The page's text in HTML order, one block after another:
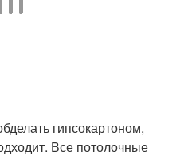
гипсокартоном,
Все потолочные